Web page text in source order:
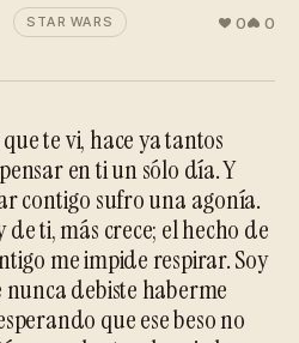
STAR WARS 0 0
te vi, hace ya tantos
en ti un sólo día. Y
contigo sufro una agonía.
ti, más crece; el hecho de
me impide respirar. Soy
debiste haberme
que ese beso no